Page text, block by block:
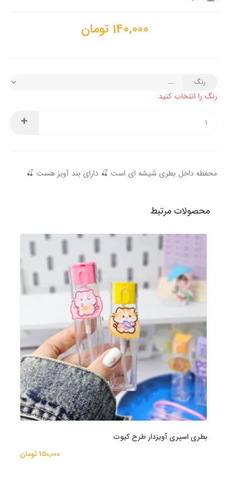
140,000 تومان
رنگ
رنگ را انتخاب کنید.
محفظه داخل بطری شیشه ای است 🍒 دارای بند آویز هست 🍒
محصولات مرتبط
بطری اسپری آویزدار طرح کیوت
150,000 تومان